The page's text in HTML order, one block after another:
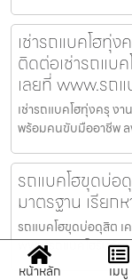
เช่ารถแบคโฮทุ่ง
ติดต่อเช่ารถแบ
เลยที่ www.รถ
เช่ารถแบคโฮทุ่งครุ ง
พร้อมคนขับมืออาชีพ ล
รถแบคโฮขุดบ่อ
มาตรฐาน เรียก
รถแบคโฮขุดบ่อดุสิต เ
www.รถแบคโฮรับจ้า
หน้าหลัก
เมนู